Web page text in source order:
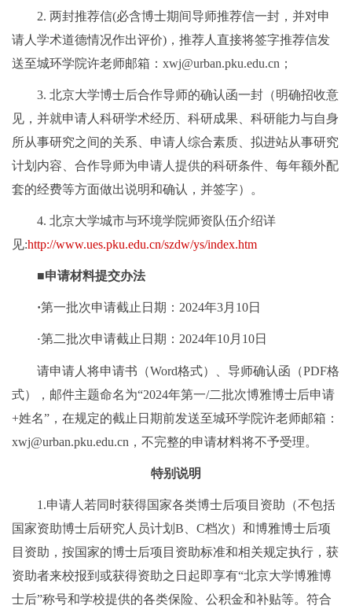
2. 两封推荐信(必含博士期间导师推荐信一封，并对申
请人学术道德情况作出评价)，推荐人直接将签字推荐信发
送至城环学院许老师邮箱：xwj@urban.pku.edu.cn；
3. 北京大学博士后合作导师的确认函一封（明确招收意
见，并就申请人科研学术经历、科研成果、科研能力与自身
所从事研究之间的关系、申请人综合素质、拟进站从事研究
计划内容、合作导师为申请人提供的科研条件、每年额外配
套的经费等方面做出说明和确认，并签字）。
4. 北京大学城市与环境学院师资队伍介绍详
见:http://www.ues.pku.edu.cn/szdw/ys/index.htm
■申请材料提交办法
·第一批次申请截止日期：2024年3月10日
·第二批次申请截止日期：2024年10月10日
请申请人将申请书（Word格式）、导师确认函（PDF格
式），邮件主题命名为“2024年第一/二批次博雅博士后申请
+姓名”，在规定的截止日期前发送至城环学院许老师邮箱：
xwj@urban.pku.edu.cn，不完整的申请材料将不予受理。
特别说明
1.申请人若同时获得国家各类博士后项目资助（不包括
国家资助博士后研究人员计划B、C档次）和博雅博士后项
目资助，按国家的博士后项目资助标准和相关规定执行，获
资助者来校报到或获得资助之日起即享有“北京大学博雅博
士后”称号和学校提供的各类保险、公积金和补贴等。符合